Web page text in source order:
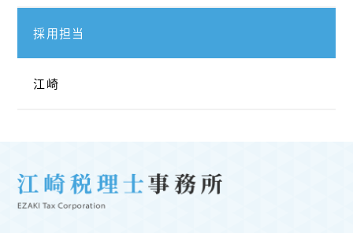
採用担当
江崎